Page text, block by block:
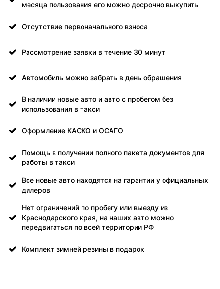
месяца пользования его можно досрочно выкупить
Отсутствие первоначального взноса
Рассмотрение заявки в течение 30 минут
Автомобиль можно забрать в день обращения
В наличии новые авто и авто с пробегом без
использования в такси
Оформление КАСКО и ОСАГО
Помощь в получении полного пакета документов для
работы в такси
Все новые авто находятся на гарантии у официальных
дилеров
Нет ограничений по пробегу или выезду из
Краснодарского края, на наших авто можно
передвигаться по всей территории РФ
Комплект зимней резины в подарок